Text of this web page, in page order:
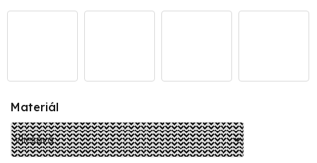
Materiál